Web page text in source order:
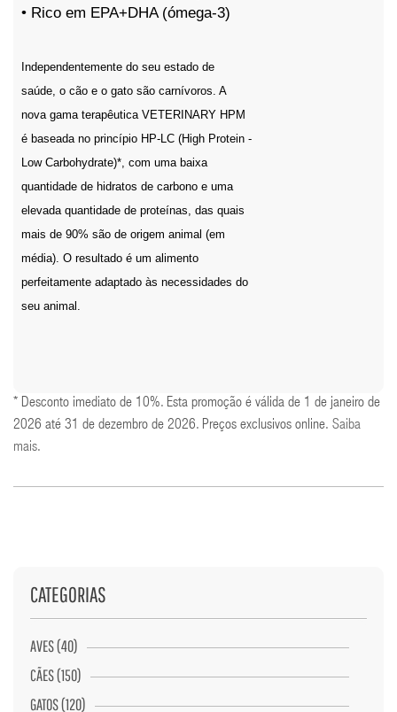
• Rico em EPA+DHA (ómega-3)
Independentemente do seu estado de
saúde, o cão e o gato são carnívoros. A
nova gama terapêutica VETERINARY HPM
é baseada no princípio HP-LC (High Protein -
Low Carbohydrate)*, com uma baixa
quantidade de hidratos de carbono e uma
elevada quantidade de proteínas, das quais
mais de 90% são de origem animal (em
média). O resultado é um alimento
perfeitamente adaptado às necessidades do
seu animal.
* Desconto imediato de 10%. Esta promoção é válida de 1 de janeiro de
2026 até 31 de dezembro de 2026. Preços exclusivos online. Saiba
mais.
CATEGORIAS
AVES (40)
CÃES (150)
GATOS (120)